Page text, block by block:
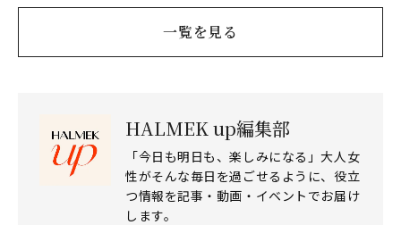
一覧を見る
HALMEK up編集部
「今日も明日も、楽しみになる」大人女
性がそんな毎日を過ごせるように、役立
つ情報を記事・動画・イベントでお届け
します。